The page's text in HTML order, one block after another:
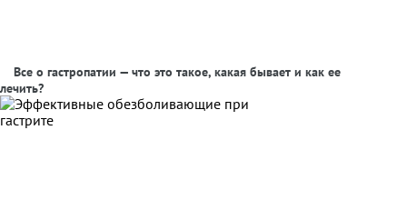
Все о гастропатии — что это такое, какая бывает и как ее
лечить?